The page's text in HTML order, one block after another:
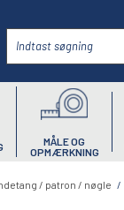
MÅLE OG
OPMÆRKNING
/ patron / nøgle /